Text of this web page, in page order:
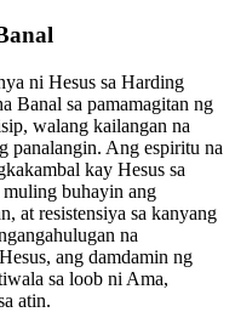
ni Hesus sa Harding
Banal sa pamamagitan ng
walang kailangan na
panalangin. Ang espiritu na
kay Hesus sa
buhayin ang
at resistensiya sa kanyang
na
ang damdamin ng
sa loob ni Ama,
atin.